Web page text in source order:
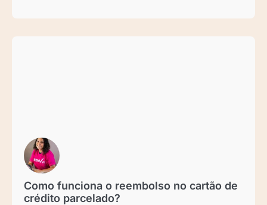
Como funciona o reembolso no cartão de
crédito parcelado?